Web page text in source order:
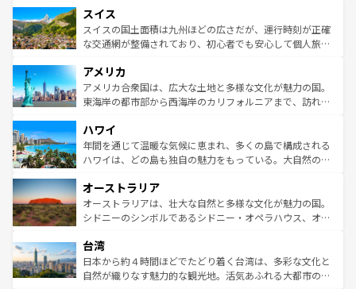
れる地方に足を運ぶとそれぞれで全く異なる文化を体験で
きるだろう。 なお、新着のフランス情報はコンテンツ一覧
を参照してほしい。
は、お酒好きな人にはぜひ体験してほしい。 なお、新着の
ドイツ情報はコンテンツ一覧を参照してほしい。
リアごとに異なる魅力がある。また、優雅なアフタヌーン
ティー、ビール好きにはたまらない英国パブ、サッカー観
戦など、本場だからこそできる体験も豊富。イギリスを旅
ンツ一覧を参照してほしい。
スイス
スイスの国土面積は九州ほどの広さだが、運行時刻が正確
な交通網が整備されており、初心者でも安心して個人旅行
の建物がそのまま残る町や、スイスならではのユニークな
博物館もあり、アルプス観光だけでなく町歩きも満喫する
ことができる。国民の所得が高いため物価も高いが、旅行
ば市内交通費無料で観光を楽しむこともできる。 なお、新
着のスイス情報はコンテンツ一覧 を参照してほしい。
アメリカ
アメリカ合衆国は、広大な土地と多様な文化が魅力の国。
東海岸の都市部から西海岸のカリフォルニアまで、訪れる
のような巨大都市は、観光、ショッピング、エンターテイ
ンメントが詰まった刺激的なスポットだ。一方、アメリカ
西部には大自然が広がり、グランドキャニオンやイエロー
部のニューオーリンズでは、音楽と美食が融合した独特の
文化が魅力。旅行者はアメリカの各地域で異なる魅力を楽
しみながら、その多様性と豊かな歴史を感じることができ
ならではの贅沢な旅のスタイルだ。 なお、新着のアメリカ
情報はコンテンツ一覧を参照してほしい。
ハワイ
年間を通じて温暖な気候に恵まれ、多くの島で構成される
ハワイは、どの島も独自の魅力をもっている。大自然の神
ワイ島は見逃せない。また、定番の観光地といえばオアフ
島だが、静かな自然を求めるならマウイ島やカウアイ島が
おすすめ。エメラルドグリーンに輝く海をはじめ、豊かな
れるおもてなしの心で訪れる人々を迎えてくれるハワイの
人々、おいしいローカルフードやハワイアンミュージッ
ク、伝統的なフラダンスなど、すべてがハワイの魅力を彩
オーストラリア
オーストラリアは、壮大な自然と多様な文化が魅力の国。
シドニーのシンボルであるシドニー・オペラハウス、オー
リアリーフや大陸中央部にそびえるウルル（エアーズロッ
ク）、タスマニアの美しい原生林やケアンズの熱帯雨林な
ど、見どころがたくさん。また、カフェやワイン、オージ
台湾
日本から約４時間ほどでたどり着く台湾は、多彩な文化と
自然が織りなす魅力的な観光地。活気あふれる大都市の台